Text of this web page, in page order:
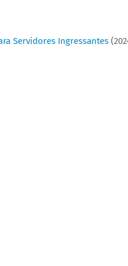
Servidores Ingressantes